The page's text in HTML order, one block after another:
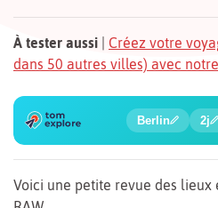
À tester aussi
Créez votre
dans 50 autres villes) avec
🔍
🔍
🔍
🍲
🔍
🔍
Place
Berlin 2j
Voici une petite revue des lieux